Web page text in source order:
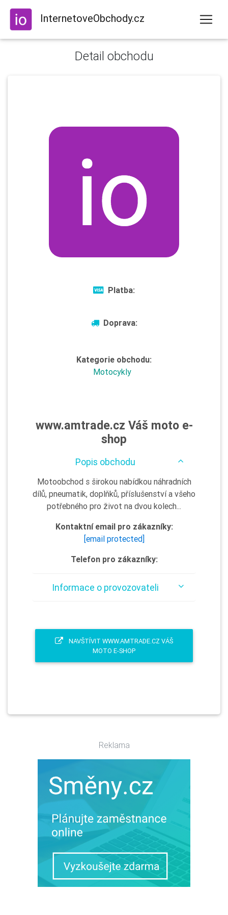
InternetoveObchody.cz
Detail obchodu
Platba:
Doprava:
Kategorie obchodu:
Motocykly
www.amtrade.cz Váš moto e-
shop
Popis obchodu
Motoobchod s širokou nabídkou náhradních
dílů, pneumatik, doplňků, příslušenství a všeho
potřebného pro život na dvou kolech...
Kontaktní email pro zákazníky:
[email protected]
Telefon pro zákazníky:
Informace o provozovateli
NAVŠTÍVIT WWW.AMTRADE.CZ VÁŠ
MOTO E-SHOP
Reklama